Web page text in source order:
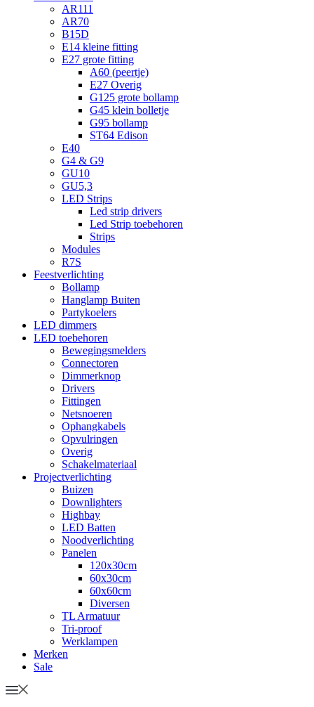
AR111
AR70
B15D
E14 kleine fitting
E27 grote fitting
A60 (peertje)
E27 Overig
G125 grote bollamp
G45 klein bolletje
G95 bollamp
ST64 Edison
E40
G4 & G9
GU10
GU5,3
LED Strips
Led strip drivers
Led Strip toebehoren
Strips
Modules
R7S
Feestverlichting
Bollamp
Hanglamp Buiten
Partykoelers
LED dimmers
LED toebehoren
Bewegingsmelders
Connectoren
Dimmerknop
Drivers
Fittingen
Netsnoeren
Ophangkabels
Opvulringen
Overig
Schakelmateriaal
Projectverlichting
Buizen
Downlighters
Highbay
LED Batten
Noodverlichting
Panelen
120x30cm
60x30cm
60x60cm
Diversen
TL Armatuur
Tri-proof
Werklampen
Merken
Sale